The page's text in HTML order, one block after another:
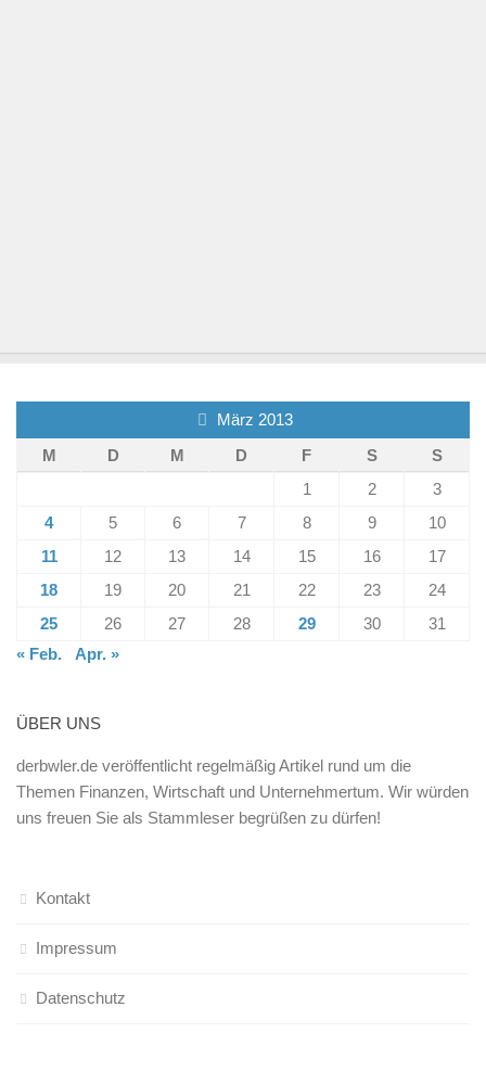
März 2013
M
D M D F S
S
1
2
3
4
5 6 7 8 9
10
11
12 13 14 15 16
17
18
19 20 21 22 23
24
25
26 27 28 29 30
31
« Feb.
Apr. »
ÜBER UNS
derbwler.de veröffentlicht regelmäßig Artikel rund um die
Themen Finanzen, Wirtschaft und Unternehmertum. Wir würden
uns freuen Sie als Stammleser begrüßen zu dürfen!
Kontakt
Impressum
Datenschutz